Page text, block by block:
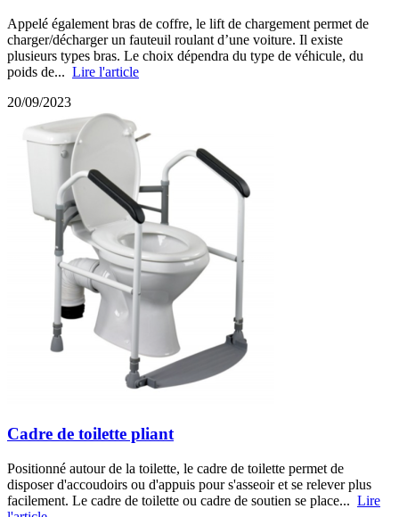
Appelé également bras de coffre, le lift de chargement permet de
charger/décharger un fauteuil roulant d’une voiture. Il existe
plusieurs types bras. Le choix dépendra du type de véhicule, du
poids de... Lire l'article
20/09/2023
Cadre de toilette pliant
Positionné autour de la toilette, le cadre de toilette permet de
disposer d'accoudoirs ou d'appuis pour s'asseoir et se relever plus
facilement. Le cadre de toilette ou cadre de soutien se place... Lire